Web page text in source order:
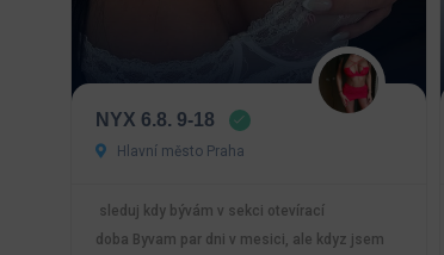
NYX 6.8. 9-18
Hlavní město Praha
sleduj kdy bývám v sekci otevírací
doba Byvam par dni v mesici, ale kdyz jsem